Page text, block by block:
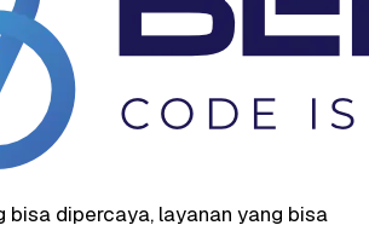
bisa dipercaya, layanan yang bisa